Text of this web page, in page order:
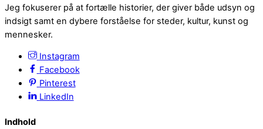
Jeg fokuserer på at fortælle historier, der giver både udsyn og
indsigt samt en dybere forståelse for steder, kultur, kunst og
mennesker.
Instagram
Facebook
Pinterest
LinkedIn
Indhold